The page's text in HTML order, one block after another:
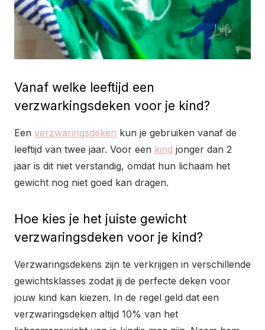
Vanaf welke leeftijd een
verzwarkingsdeken voor je kind?
Een verzwaringsdeken kun je gebruiken vanaf de
leeftijd van twee jaar. Voor een kind jonger dan 2
jaar is dit niet verstandig, omdat hun lichaam het
gewicht nog niet goed kan dragen.
Hoe kies je het juiste gewicht
verzwaringsdeken voor je kind?
Verzwaringsdekens zijn te verkrijgen in verschillende
gewichtsklasses zodat jij de perfecte deken voor
jouw kind kan kiezen. In de regel geld dat een
verzwaringsdeken altijd 10% van het